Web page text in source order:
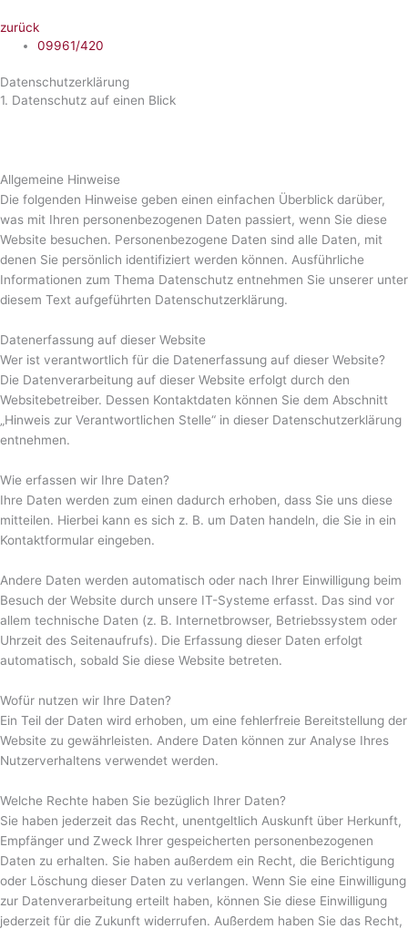
Inhalt
springen
zurück
09961/420
Datenschutzerklärung
1. Datenschutz auf einen Blick
Allgemeine Hinweise
Die folgenden Hinweise geben einen einfachen Überblick darüber,
was mit Ihren personenbezogenen Daten passiert, wenn Sie diese
Website besuchen. Personenbezogene Daten sind alle Daten, mit
denen Sie persönlich identifiziert werden können. Ausführliche
Informationen zum Thema Datenschutz entnehmen Sie unserer unter
diesem Text aufgeführten Datenschutzerklärung.
Datenerfassung auf dieser Website
Wer ist verantwortlich für die Datenerfassung auf dieser Website?
Die Datenverarbeitung auf dieser Website erfolgt durch den
Websitebetreiber. Dessen Kontaktdaten können Sie dem Abschnitt
„Hinweis zur Verantwortlichen Stelle“ in dieser Datenschutzerklärung
entnehmen.
Wie erfassen wir Ihre Daten?
Ihre Daten werden zum einen dadurch erhoben, dass Sie uns diese
mitteilen. Hierbei kann es sich z. B. um Daten handeln, die Sie in ein
Kontaktformular eingeben.
Andere Daten werden automatisch oder nach Ihrer Einwilligung beim
Besuch der Website durch unsere IT-Systeme erfasst. Das sind vor
allem technische Daten (z. B. Internetbrowser, Betriebssystem oder
Uhrzeit des Seitenaufrufs). Die Erfassung dieser Daten erfolgt
automatisch, sobald Sie diese Website betreten.
Wofür nutzen wir Ihre Daten?
Ein Teil der Daten wird erhoben, um eine fehlerfreie Bereitstellung der
Website zu gewährleisten. Andere Daten können zur Analyse Ihres
Nutzerverhaltens verwendet werden.
Welche Rechte haben Sie bezüglich Ihrer Daten?
Sie haben jederzeit das Recht, unentgeltlich Auskunft über Herkunft,
Empfänger und Zweck Ihrer gespeicherten personenbezogenen
Daten zu erhalten. Sie haben außerdem ein Recht, die Berichtigung
oder Löschung dieser Daten zu verlangen. Wenn Sie eine Einwilligung
zur Datenverarbeitung erteilt haben, können Sie diese Einwilligung
jederzeit für die Zukunft widerrufen. Außerdem haben Sie das Recht,